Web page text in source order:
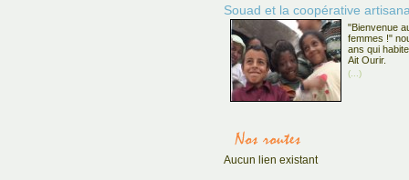
Souad et la coopérative
"Bienvenue
femmes !"
ans qui
Ait Ourir.
(...)
Aucun lien existant